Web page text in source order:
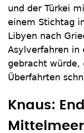
und der Türkei
einem Stichtag
Libyen nach
Asylverfahren in
gebracht würde,
Überfahrten
Knaus: